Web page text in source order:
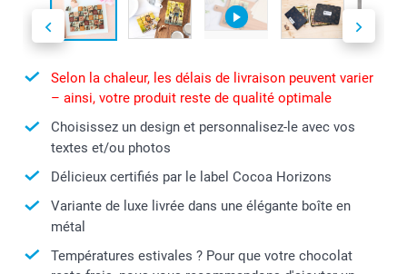
Selon la chaleur, les délais de livraison peuvent varier
– ainsi, votre produit reste de qualité optimale
Choisissez un design et personnalisez-le avec vos
textes et/ou photos
Délicieux certifiés par le label Cocoa Horizons
Variante de luxe livrée dans une élégante boîte en
métal
Températures estivales ? Pour que votre chocolat